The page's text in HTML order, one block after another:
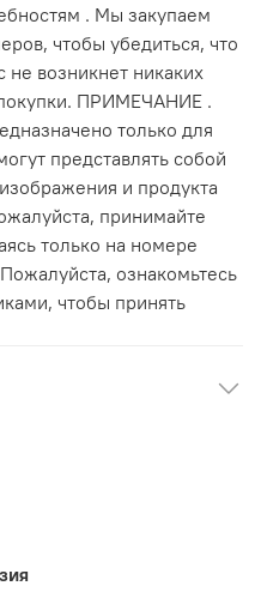
. Мы закупаем
чтобы убедиться, что
не возникнет никаких
ПРИМЕЧАНИЕ .
только для
представлять собой
и продукта
принимайте
только на номере
ознакомьтесь
чтобы принять